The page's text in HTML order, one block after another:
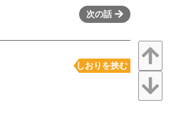
次の話
しおりを挟む